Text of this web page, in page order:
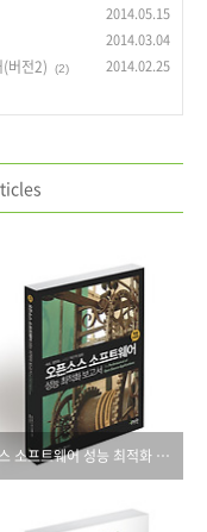
2014.05.15
2014.03.04
(버전2) (2) 2014.02.25
오픈소스 소프트웨어 성능 최적화 보고서